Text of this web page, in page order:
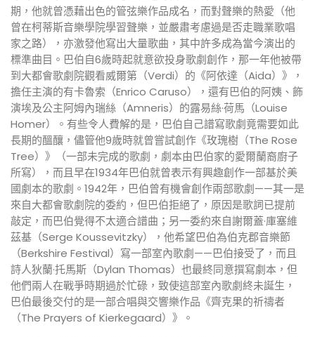
期，他就曾憑藉出色的管弦樂作品成名，而對聲樂的熱愛（他
曾在柯蒂斯音樂學院學習聲樂，並嚴肅考慮過是否走職業歌唱
家之路），亦激發他寫出大量歌曲，其中許多成為當今演出的
標準曲目。巴伯自6歲時起就意欲投身歌劇創作，那一年他被帶
到大都會歌劇院觀看威爾第（Verdi）的《阿依達（Aida）》，
擔任主演的有卡魯索（Enrico Caruso），還有巴伯的阿姨、飾
演埃及公主阿姆內瑞絲（Amneris）的露易絲·荷馬（Louise
Homer）。有些令人費解的是，巴伯自己譜寫歌劇竟需要如此
長期的醞釀，儘管他9歲時就曾嘗試創作《玫瑰樹（The Rose
Tree）》（一部未完成的歌劇，劇本由巴伯家的愛爾蘭裔廚子
所寫），而且早在1934年巴伯就曾表示有興趣創作一部基於美
國劇本的歌劇。1942年，巴伯曾有機會創作兩部歌劇——其一是
來自大都會歌劇院的委約，但巴伯拒絕了，原因是歌詞已提前
敲定，而巴伯覺得不太適合譜曲；另一委約來自謝爾蓋·庫塞維
茲基（Serge Koussevitzky），他希望巴伯為伯克郡音樂節
（Berkshire Festival）寫一部室內歌劇——巴伯接受了，而且
詩人狄蘭·托馬斯（Dylan Thomas）也最終同意撰寫劇本，但
他們兩人在戰爭時期過於忙碌，致使這部室內歌劇終未誕生，
巴伯最後交付的是一部合唱與交響樂作品《齊克果的祈禱者
（The Prayers of Kierkegaard）》。